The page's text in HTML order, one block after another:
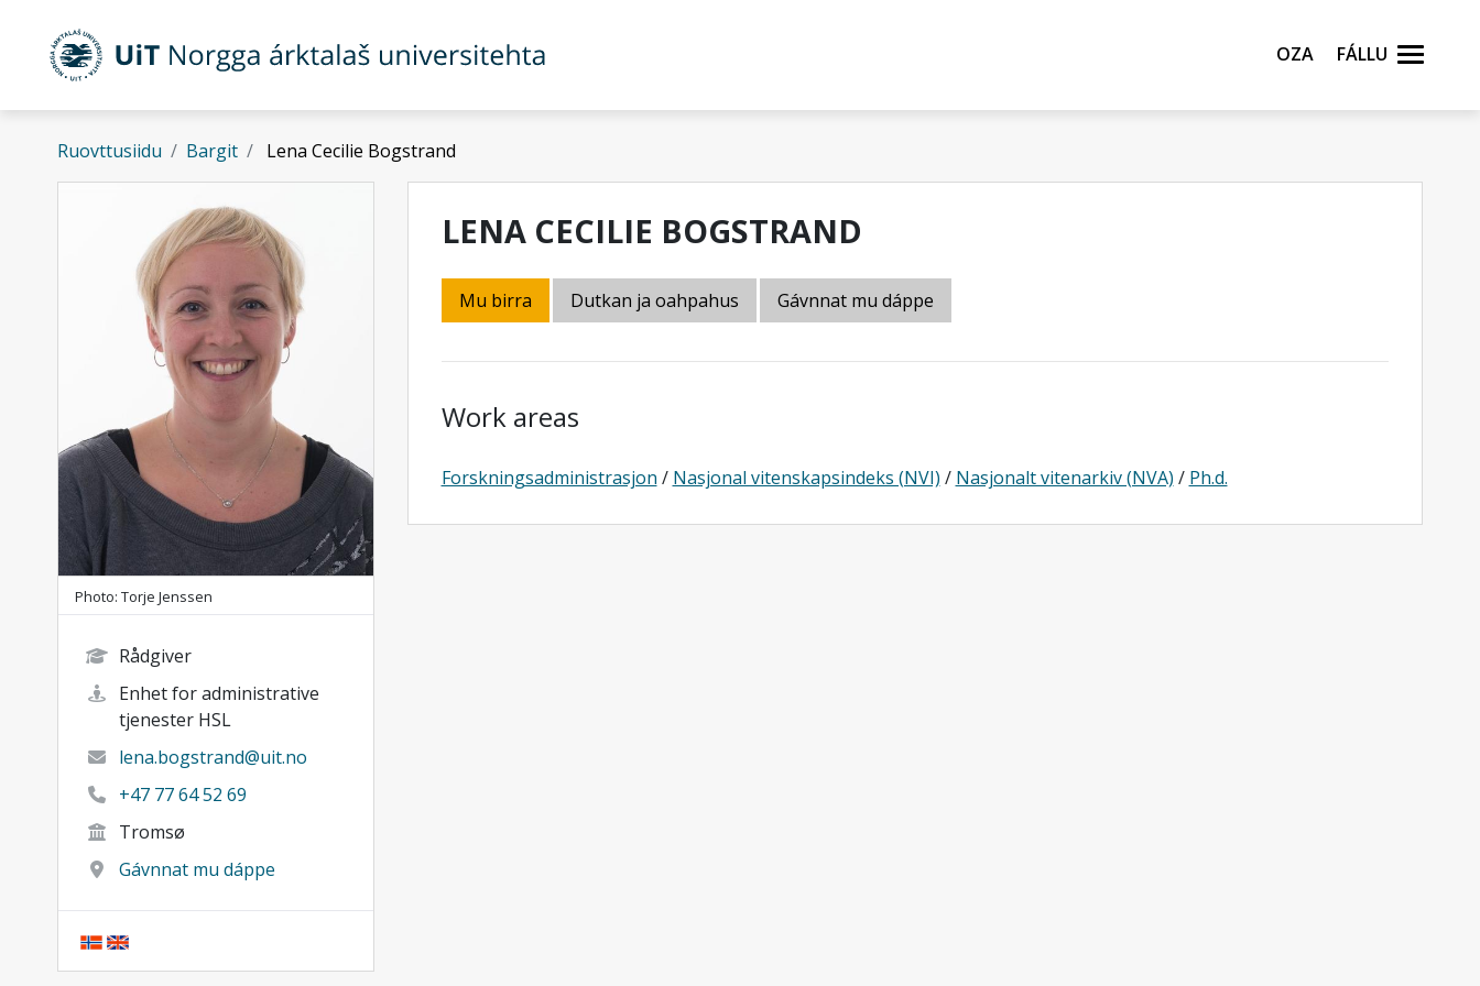
Gå til hovedinnhold
Oza
Fállu
Ruovttusiidu Bargit Lena Cecilie Bogstrand
Photo: Torje Jenssen
Rådgiver
Enhet for administrative
tjenester HSL
lena.bogstrand@uit.no
+47 77 64 52 69
Tromsø
Gávnnat mu dáppe
LENA CECILIE BOGSTRAND
Mu birra Dutkan ja oahpahus Gávnnat mu dáppe
Work areas
Forskningsadministrasjon / Nasjonal vitenskapsindeks (NVI) / Nasjonalt vitenarkiv (NVA) / Ph.d.